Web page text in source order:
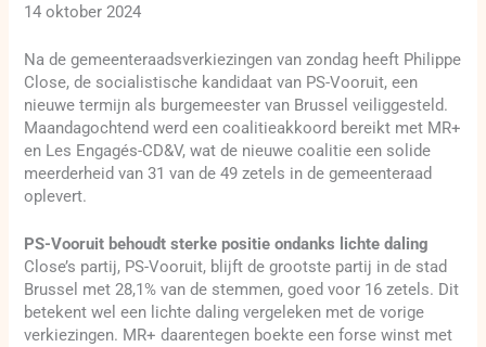
14 oktober 2024
Na de gemeenteraadsverkiezingen van zondag heeft Philippe
Close, de socialistische kandidaat van PS-Vooruit, een
nieuwe termijn als burgemeester van Brussel veiliggesteld.
Maandagochtend werd een coalitieakkoord bereikt met MR+
en Les Engagés-CD&V, wat de nieuwe coalitie een solide
meerderheid van 31 van de 49 zetels in de gemeenteraad
oplevert.
PS-Vooruit behoudt sterke positie ondanks lichte daling
Close’s partij, PS-Vooruit, blijft de grootste partij in de stad
Brussel met 28,1% van de stemmen, goed voor 16 zetels. Dit
betekent wel een lichte daling vergeleken met de vorige
verkiezingen. MR+ daarentegen boekte een forse winst met